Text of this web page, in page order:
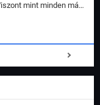
Amióta bejött, csak ezzel játszom. Viszont mint minden más - akár az alapjáték is, ez is baromira összetett lett. Néha már pár kör után is esélytelen az egész. Vagy irreállisan túltápol valaki, vagy lelép a partner, vagy csak hülye mint a segg. És amikor eljönne az én időm, na akkor jön el mindenki másé is. Engem jobban érdekelne, hogy ki milyen ratingen szokott játszani. Na ez lenne egy érdekes adat.